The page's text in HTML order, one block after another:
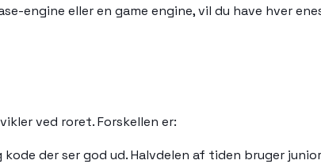
engine eller en game engine, vil du have hver
ved roret. Forskellen er:
der ser god ud. Halvdelen af tiden bruger